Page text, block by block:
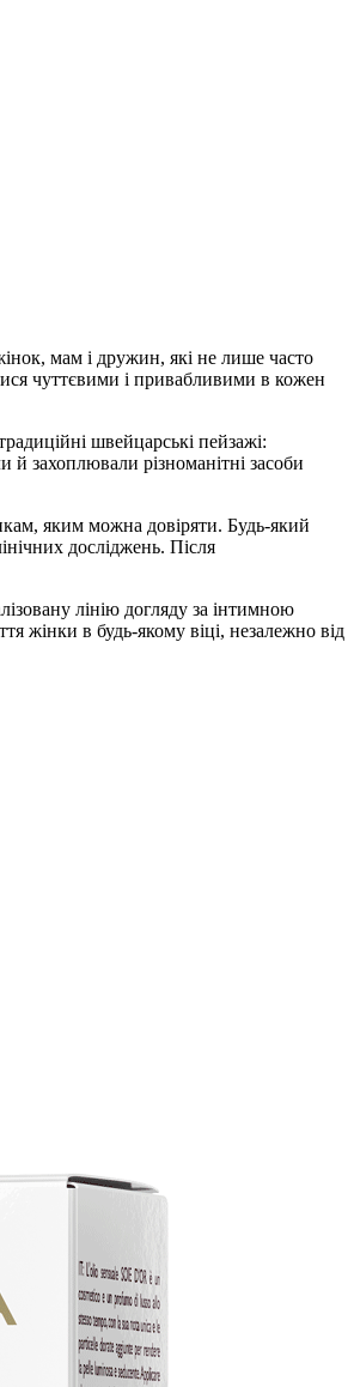
мам і дружин, які не лише часто
чуттєвими і привабливими в кожен
швейцарські пейзажі:
захоплювали різноманітні засоби
яким можна довіряти. Будь-який
досліджень. Після
лінію догляду за інтимною
жінки в будь-якому віці, незалежно від